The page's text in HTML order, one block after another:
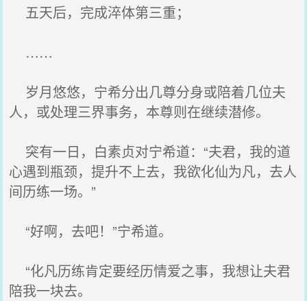
五天后，完成淬体第三重；
……
岁月悠悠，宁希分出几尊分身或陪着几位夫
人，或处理三界事务，本尊则在继续潜修。
突有一日，白素贞对宁希道：“夫君，我的道
心遇到瓶颈，提升不上去，我欲化仙为凡，去人
间历练一场。”
“好啊，去吧！”宁希道。
“化凡历练肯定要经历情爱之事，我想让夫君
陪我一块去。